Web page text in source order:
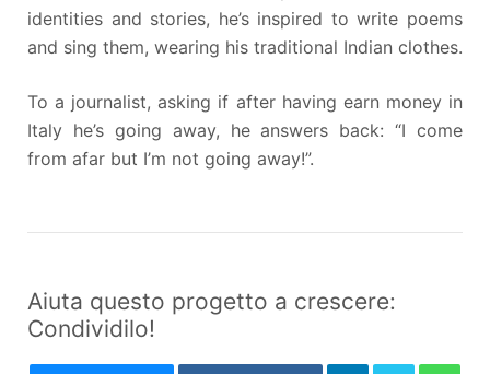
identities and stories, he’s inspired to write poems
and sing them, wearing his traditional Indian clothes.
To a journalist, asking if after having earn money in
Italy he’s going away, he answers back: “I come
from afar but I’m not going away!”.
Aiuta questo progetto a crescere:
Condividilo!